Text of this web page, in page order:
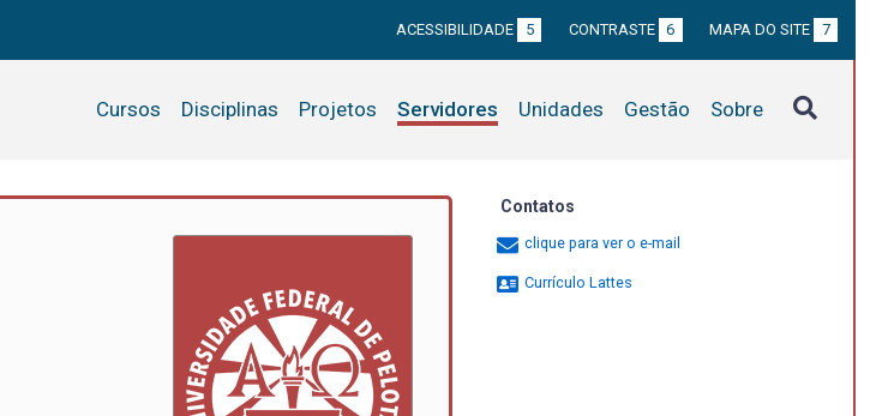
ACESSIBILIDADE 5 CONTRASTE 6 MAPA DO SITE 7
Cursos Disciplinas Projetos Servidores Unidades Gestão Sobre
Contatos
clique para ver o e-mail
Currículo Lattes